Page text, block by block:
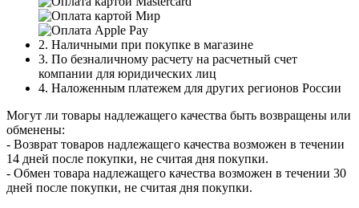
2. Наличными при покупке в магазине
3. По безналичному расчету на расчетный счет
компании для юридических лиц
4. Наложенным платежем для других регионов России
Могут ли товары надлежащего качества быть возвращены или
обменены:
- Возврат товаров надлежащего качества возможен в течении
14 дней после покупки, не считая дня покупки.
- Обмен товара надлежащего качества возможен в течении 30
дней после покупки, не считая дня покупки.